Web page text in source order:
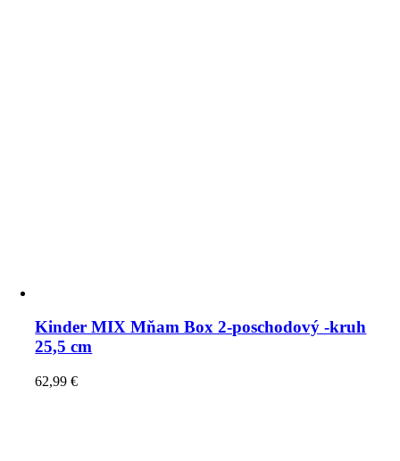
Kinder MIX Mňam Box 2-poschodový -kruh
25,5 cm
62,99€